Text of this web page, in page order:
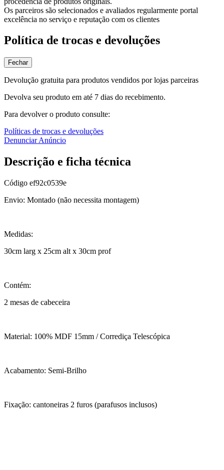
Os parceiros são selecionados e avaliados regularmente portal
excelência no serviço e reputação com os clientes
Política de trocas e devoluções
Fechar
Devolução gratuita para produtos vendidos por lojas parceiras
Devolva seu produto em até 7 dias do recebimento.
Para devolver o produto consulte:
Políticas de trocas e devoluções
Denunciar Anúncio
Descrição e ficha técnica
Código ef92c0539e
Envio: Montado (não necessita montagem)
Medidas:
30cm larg x 25cm alt x 30cm prof
Contém:
2 mesas de cabeceira
Material: 100% MDF 15mm / Corrediça Telescópica
Acabamento: Semi-Brilho
Fixação: cantoneiras 2 furos (parafusos inclusos)